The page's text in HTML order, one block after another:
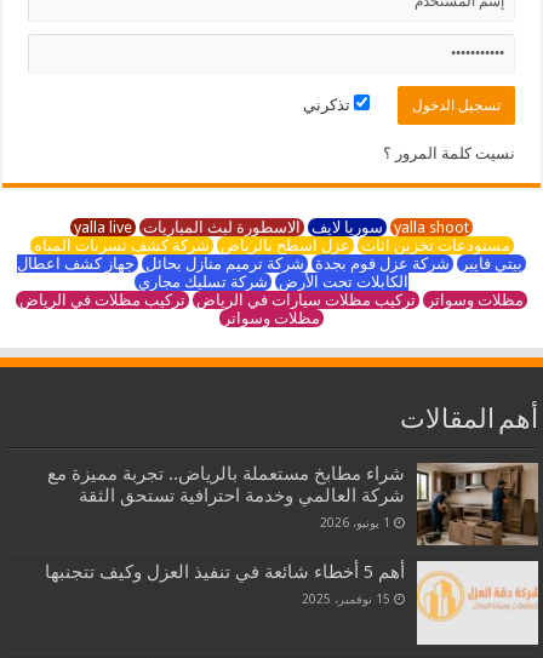
تذكرني
نسيت كلمة المرور ؟
yalla shoot سوريا لايف الاسطورة لبث المباريات yalla live
مستودعات تخزين اثاث عزل اسطح بالرياض شركة كشف تسربات المياه
بيتي فايبر شركة عزل فوم بجدة شركة ترميم منازل بحائل جهاز كشف اعطال
الكابلات تحت الأرض شركة تسليك مجاري
مظلات وسواتر تركيب مظلات سيارات في الرياض تركيب مظلات في الرياض
مظلات وسواتر
أهم المقالات
شراء مطابخ مستعملة بالرياض.. تجربة مميزة مع
شركة العالمي وخدمة احترافية تستحق الثقة
1 يونيو، 2026
أهم 5 أخطاء شائعة في تنفيذ العزل وكيف تتجنبها
15 نوفمبر، 2025